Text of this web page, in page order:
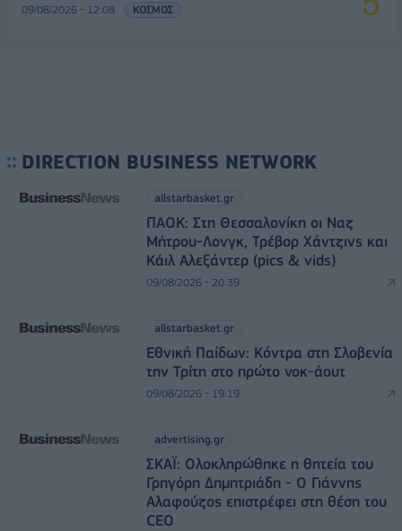
09/08/2026 - 12:08 ΚΟΣΜΟΣ
DIRECTION BUSINESS NETWORK
allstarbasket.gr
ΠΑΟΚ: Στη Θεσσαλονίκη οι Ναζ
Μήτρου-Λονγκ, Τρέβορ Χάντζινς και
Κάιλ Αλεξάντερ (pics & vids)
09/08/2026 - 20:39
allstarbasket.gr
Εθνική Παίδων: Κόντρα στη Σλοβενία
την Τρίτη στο πρώτο νοκ-άουτ
09/08/2026 - 19:19
advertising.gr
ΣΚΑΪ: Ολοκληρώθηκε η θητεία του
Γρηγόρη Δημητριάδη - Ο Γιάννης
Αλαφούζος επιστρέφει στη θέση του
CEO